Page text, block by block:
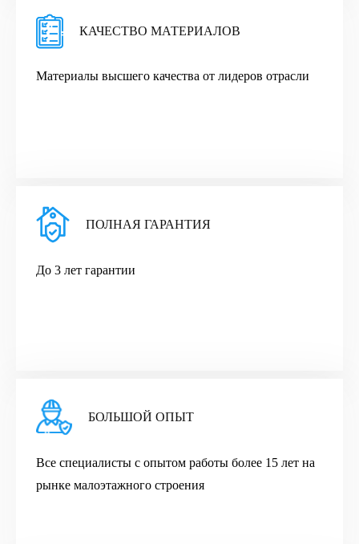
КАЧЕСТВО МАТЕРИАЛОВ
Материалы высшего качества от лидеров отрасли
ПОЛНАЯ ГАРАНТИЯ
До 3 лет гарантии
БОЛЬШОЙ ОПЫТ
Все cпециалисты с опытом работы более 15 лет на
рынке малоэтажного строения